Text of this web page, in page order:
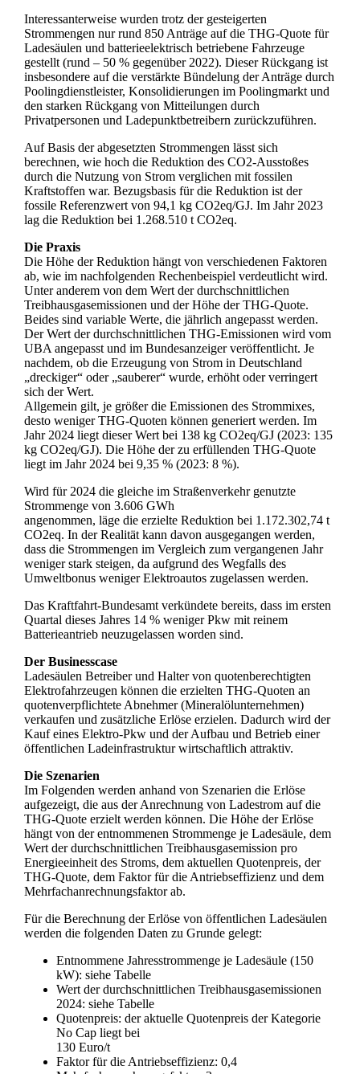
Interessanterweise wurden trotz der gesteigerten
Strommengen nur rund 850 Anträge auf die THG-Quote für
Ladesäulen und batterieelektrisch betriebene Fahrzeuge
gestellt (rund – 50 % gegenüber 2022). Dieser Rückgang ist
insbesondere auf die verstärkte Bündelung der Anträge durch
Poolingdienstleister, Konsolidierungen im Poolingmarkt und
den starken Rückgang von Mitteilungen durch
Privatpersonen und Ladepunktbetreibern zurückzuführen.
Auf Basis der abgesetzten Strommengen lässt sich
berechnen, wie hoch die Reduktion des CO2-Ausstoßes
durch die Nutzung von Strom verglichen mit fossilen
Kraftstoffen war. Bezugsbasis für die Reduktion ist der
fossile Referenzwert von 94,1 kg CO2eq/GJ. Im Jahr 2023
lag die Reduktion bei 1.268.510 t CO2eq.
Die Praxis
Die Höhe der Reduktion hängt von verschiedenen Faktoren
ab, wie im nachfolgenden Rechenbeispiel verdeutlicht wird.
Unter anderem von dem Wert der durchschnittlichen
Treibhausgasemissionen und der Höhe der THG-Quote.
Beides sind variable Werte, die jährlich angepasst werden.
Der Wert der durchschnittlichen THG-Emissionen wird vom
UBA angepasst und im Bundesanzeiger veröffentlicht. Je
nachdem, ob die Erzeugung von Strom in Deutschland
„dreckiger“ oder „sauberer“ wurde, erhöht oder verringert
sich der Wert.
Allgemein gilt, je größer die Emissionen des Strommixes,
desto weniger THG-Quoten können generiert werden. Im
Jahr 2024 liegt dieser Wert bei 138 kg CO2eq/GJ (2023: 135
kg CO2eq/GJ). Die Höhe der zu erfüllenden THG-Quote
liegt im Jahr 2024 bei 9,35 % (2023: 8 %).
Wird für 2024 die gleiche im Straßenverkehr genutzte
Strommenge von 3.606 GWh
angenommen, läge die erzielte Reduktion bei 1.172.302,74 t
CO2eq. In der Realität kann davon ausgegangen werden,
dass die Strommengen im Vergleich zum vergangenen Jahr
weniger stark steigen, da aufgrund des Wegfalls des
Umweltbonus weniger Elektroautos zugelassen werden.
Das Kraftfahrt-Bundesamt verkündete bereits, dass im ersten
Quartal dieses Jahres 14 % weniger Pkw mit reinem
Batterieantrieb neuzugelassen worden sind.
Der Businesscase
Ladesäulen Betreiber und Halter von quotenberechtigten
Elektrofahrzeugen können die erzielten THG-Quoten an
quotenverpflichtete Abnehmer (Mineralölunternehmen)
verkaufen und zusätzliche Erlöse erzielen. Dadurch wird der
Kauf eines Elektro-Pkw und der Aufbau und Betrieb einer
öffentlichen Ladeinfrastruktur wirtschaftlich attraktiv.
Die Szenarien
Im Folgenden werden anhand von Szenarien die Erlöse
aufgezeigt, die aus der Anrechnung von Ladestrom auf die
THG-Quote erzielt werden können. Die Höhe der Erlöse
hängt von der entnommenen Strommenge je Ladesäule, dem
Wert der durchschnittlichen Treibhausgasemission pro
Energieeinheit des Stroms, dem aktuellen Quotenpreis, der
THG-Quote, dem Faktor für die Antriebseffizienz und dem
Mehrfachanrechnungsfaktor ab.
Für die Berechnung der Erlöse von öffentlichen Ladesäulen
werden die folgenden Daten zu Grunde gelegt:
Entnommene Jahresstrommenge je Ladesäule (150
kW): siehe Tabelle
Wert der durchschnittlichen Treibhausgasemissionen
2024: siehe Tabelle
Quotenpreis: der aktuelle Quotenpreis der Kategorie
No Cap liegt bei
130 Euro/t
Faktor für die Antriebseffizienz: 0,4